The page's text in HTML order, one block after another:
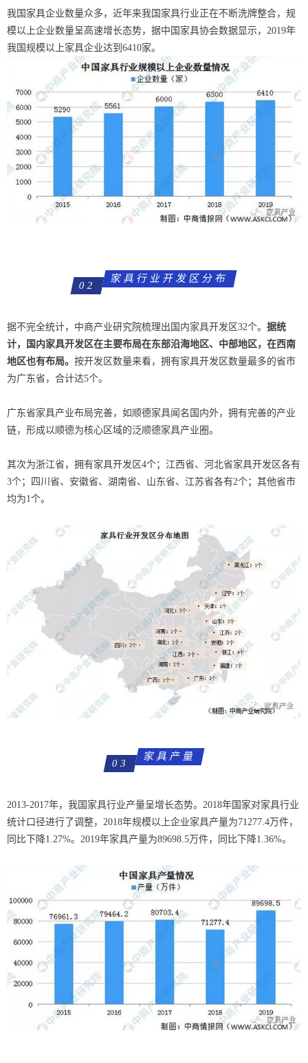
我国家具企业数量众多，近年来我国家具行业正在不断洗牌整合，规
模以上企业数量呈高速增长态势，据中国家具协会数据显示，2019年
我国规模以上家具企业达到6410家。
02
家具行业开发区分布
据不完全统计，中商产业研究院梳理出国内家具开发区32个。 据统
计，国内家具开发区在主要布局在东部沿海地区、中部地区，在西南
地区也有布局。 按开发区数量来看，拥有家具开发区数量最多的省市
为广东省，合计达5个。
广东省家具产业布局完善，如顺德家具闻名国内外，拥有完善的产业
链，形成以顺德为核心区域的泛顺德家具产业圈。
其次为浙江省，拥有家具开发区4个；江西省、河北省家具开发区各有
3个；四川省、安徽省、湖南省、山东省、江苏省各有2个；其他省市
均为1个。
03
家具产量
2013-2017年，我国家具行业产量呈增长态势。2018年国家对家具行业
统计口径进行了调整，2018年规模以上企业家具产量为71277.4万件，
同比下降1.27%。2019年家具产量为89698.5万件，同比下降1.36%。